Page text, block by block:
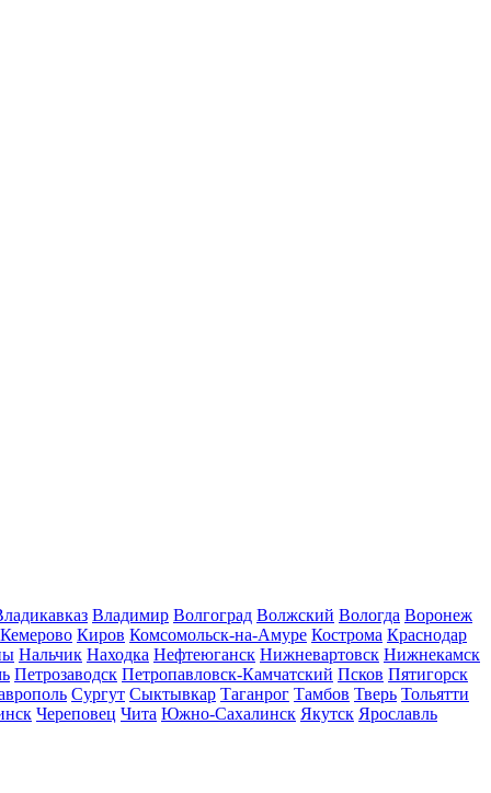
Владимир Волгоград Волжский Вологда Воронеж
Кемерово Киров Комсомольск-на-Амуре Кострома Краснодар
Нальчик Находка Нефтеюганск Нижневартовск Нижнекамск
Петрозаводск Петропавловск-Камчатский Псков Пятигорск
Сургут Сыктывкар Таганрог Тамбов Тверь Тольятти
Череповец Чита Южно-Сахалинск Якутск Ярославль